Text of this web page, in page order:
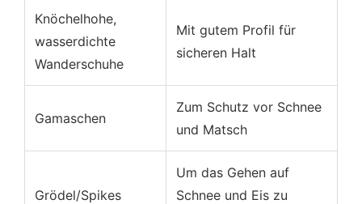
Knöchelhohe,
wasserdichte
Wanderschuhe
Mit gutem Profil für
sicheren Halt
Gamaschen
Zum Schutz vor Schnee
und Matsch
Grödel/Spikes
Um das Gehen auf
Schnee und Eis zu